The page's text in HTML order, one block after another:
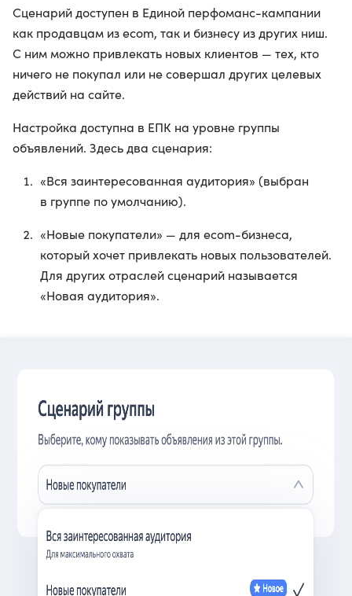
Сценарий доступен в Единой перфоманс-кампании
как продавцам из ecom, так и бизнесу из других ниш.
С ним можно привлекать новых клиентов — тех, кто
ничего не покупал или не совершал других целевых
действий на сайте.
Настройка доступна в ЕПК на уровне группы
объявлений. Здесь два сценария:
«Вся заинтересованная аудитория» (выбран
в группе по умолчанию).
«Новые покупатели» — для ecom-бизнеса,
который хочет привлекать новых пользователей.
Для других отраслей сценарий называется
«Новая аудитория».